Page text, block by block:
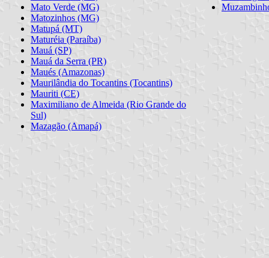
Mato Verde (MG)
Matozinhos (MG)
Matupá (MT)
Maturéia (Paraíba)
Mauá (SP)
Mauá da Serra (PR)
Maués (Amazonas)
Maurilândia do Tocantins (Tocantins)
Mauriti (CE)
Maximiliano de Almeida (Rio Grande do
Sul)
Mazagão (Amapá)